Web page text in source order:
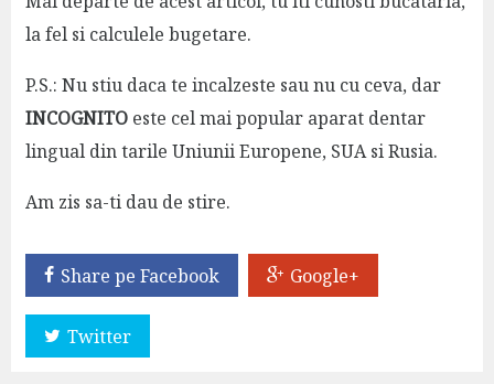
la fel si calculele bugetare.
P.S.: Nu stiu daca te incalzeste sau nu cu ceva, dar
INCOGNITOeste cel mai popular aparat dentar
lingual din tarile Uniunii Europene, SUA si Rusia.
Am zis sa-ti dau de stire.
Share pe Facebook Google+
Twitter